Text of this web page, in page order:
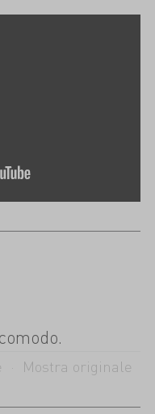
· Mostra originale